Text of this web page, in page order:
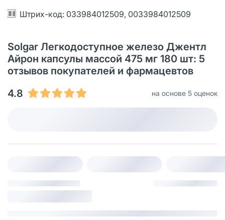
Штрих-код: 033984012509, 0033984012509
Solgar Легкодоступное железо Джентл
Айрон капсулы массой 475 мг 180 шт: 5
отзывов покупателей и фармацевтов
4.8
на основе 5 оценок